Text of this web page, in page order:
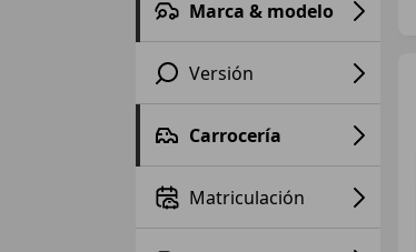
Marca & modelo
Versión
Carrocería
Matriculación